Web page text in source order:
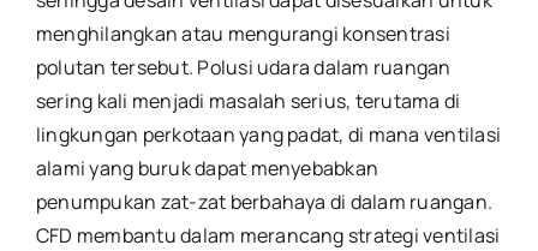
menghilangkan atau mengurangi konsentrasi
polutan tersebut. Polusi udara dalam ruangan
sering kali menjadi masalah serius, terutama di
lingkungan perkotaan yang padat, di mana ventilasi
alami yang buruk dapat menyebabkan
penumpukan zat-zat berbahaya di dalam ruangan.
CFD membantu dalam merancang strategi ventilasi